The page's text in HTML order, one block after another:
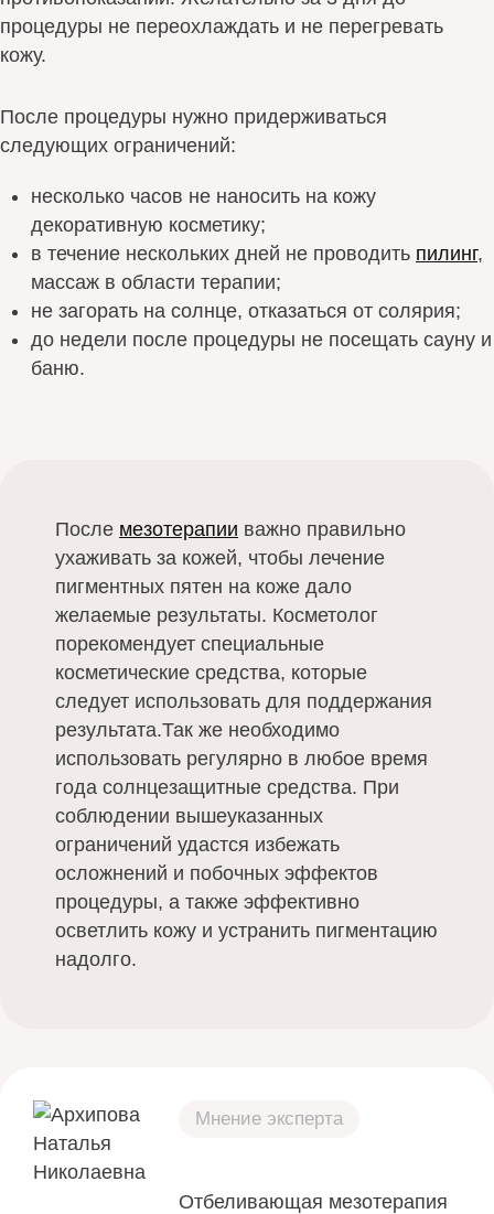
процедуры не переохлаждать и не перегревать
кожу.
После процедуры нужно придерживаться
следующих ограничений:
несколько часов не наносить на кожу
декоративную косметику;
в течение нескольких дней не проводить пилинг,
массаж в области терапии;
не загорать на солнце, отказаться от солярия;
до недели после процедуры не посещать сауну и
баню.
После мезотерапии важно правильно
ухаживать за кожей, чтобы лечение
пигментных пятен на коже дало
желаемые результаты. Косметолог
порекомендует специальные
косметические средства, которые
следует использовать для поддержания
результата.Так же необходимо
использовать регулярно в любое время
года солнцезащитные средства. При
соблюдении вышеуказанных
ограничений удастся избежать
осложнений и побочных эффектов
процедуры, а также эффективно
осветлить кожу и устранить пигментацию
надолго.
Мнение эксперта
Отбеливающая мезотерапия